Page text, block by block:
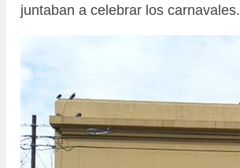
juntaban a celebrar los carnavales.